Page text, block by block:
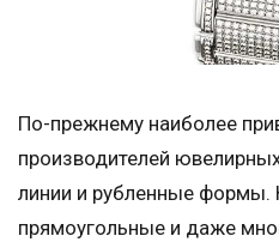
По-прежнему наиболее
производителей
линии и рубленные формы.
прямоугольные и даже